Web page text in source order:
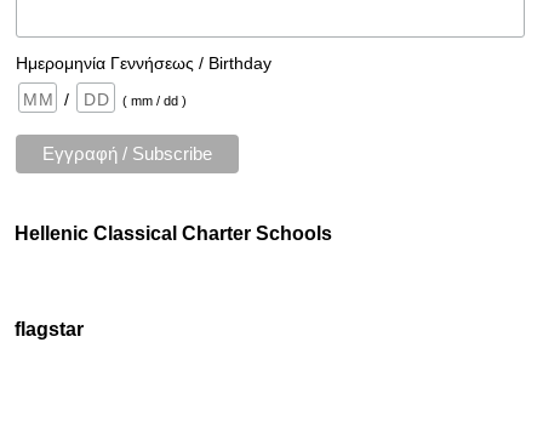
Ημερομηνία Γεννήσεως / Birthday
/
( mm / dd )
Hellenic Classical Charter Schools
flagstar